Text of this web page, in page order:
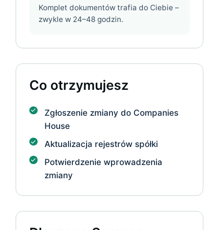
Komplet dokumentów trafia do Ciebie –
zwykle w 24–48 godzin.
Co otrzymujesz
Zgłoszenie zmiany do Companies
House
Aktualizacja rejestrów spółki
Potwierdzenie wprowadzenia
zmiany